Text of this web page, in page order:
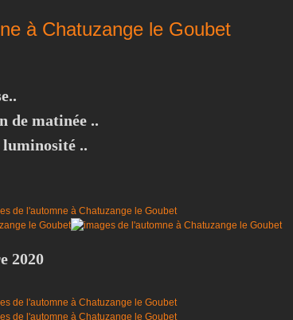
à Chatuzange le Goubet
de matinée ..
..
2020